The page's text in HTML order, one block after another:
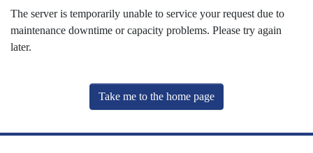
The server is temporarily unable to service your request due to
maintenance downtime or capacity problems. Please try again
later.
Take me to the home page